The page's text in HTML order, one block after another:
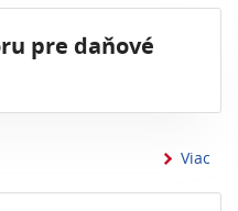
pre daňové
Viac